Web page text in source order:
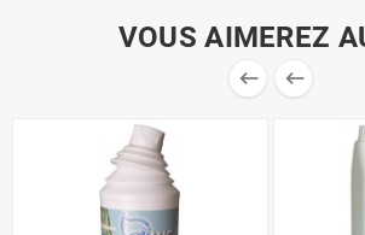
VOUS AIMEREZ
 